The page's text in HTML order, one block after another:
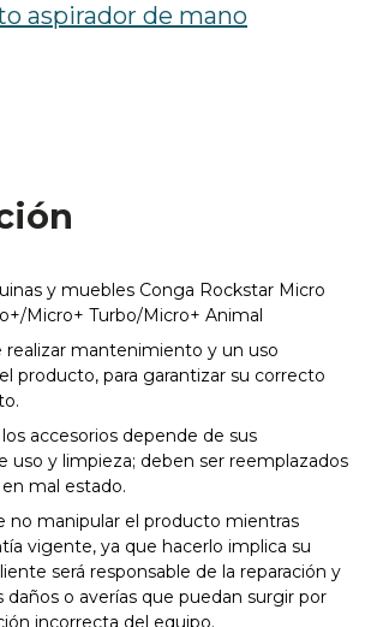
aspirador de mano
y muebles Conga Rockstar Micro
Micro+ Turbo/Micro+ Animal
realizar mantenimiento y un uso
producto, para garantizar su correcto
accesorios depende de sus
uso y limpieza; deben ser reemplazados
mal estado.
no manipular el producto mientras
vigente, ya que hacerlo implica su
será responsable de la reparación y
daños o averías que puedan surgir por
incorrecta del equipo.